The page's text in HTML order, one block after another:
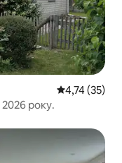
Середня
4,74 (35)
року.